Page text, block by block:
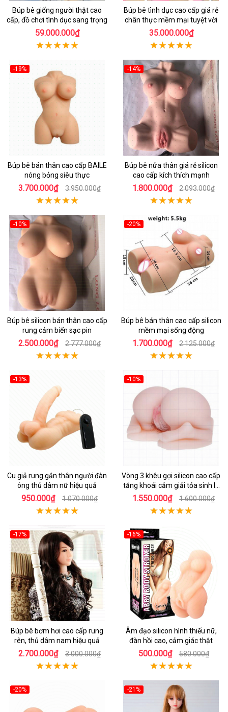
Búp bê giống người thật cao
cấp, đồ chơi tình dục sang trọng
59.000.000₫
Búp bê tình dục cao cấp giá rẻ
chân thực mềm mại tuyệt vời
35.000.000₫
-19%
Búp bê bán thân cao cấp BAILE
nóng bỏng siêu thực
3.700.000₫ 3.950.000₫
-14%
Búp bê nửa thân giá rẻ silicon
cao cấp kích thích mạnh
1.800.000₫ 2.093.000₫
-10%
Búp bê silicon bán thân cao cấp
rung cảm biến sạc pin
2.500.000₫ 2.777.000₫
-20%
Búp bê bán thân cao cấp silicon
mềm mại sống động
1.700.000₫ 2.125.000₫
-13%
Cu giả rung gắn thân người đàn
ông thủ dâm nữ hiệu quả
950.000₫ 1.070.000₫
-10%
Vòng 3 khêu gợi silicon cao cấp
tăng khoái cảm giải tỏa sinh lý
nam
1.550.000₫ 1.600.000₫
-17%
Búp bê bơm hơi cao cấp rung
rên, thủ dâm nam hiệu quả
2.700.000₫ 3.000.000₫
-16%
Âm đạo silicon hình thiếu nữ,
đàn hồi cao, cảm giác thật
500.000₫ 580.000₫
-20% -21%